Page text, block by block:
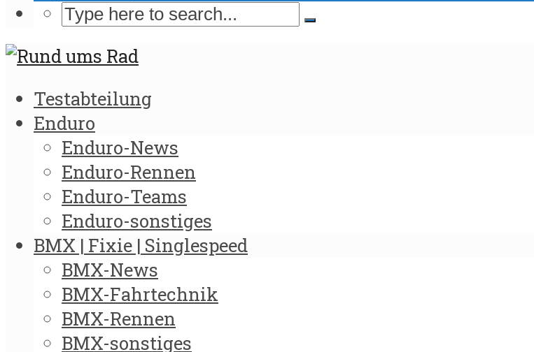
Testabteilung
Enduro
Enduro-News
Enduro-Rennen
Enduro-Teams
Enduro-sonstiges
BMX | Fixie | Singlespeed
BMX-News
BMX-Fahrtechnik
BMX-Rennen
BMX-sonstiges